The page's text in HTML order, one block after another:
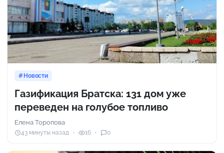
Новости
Газификация Братска: 131 дом уже
переведен на голубое топливо
Елена Торопова
43 минуты назад 16 0